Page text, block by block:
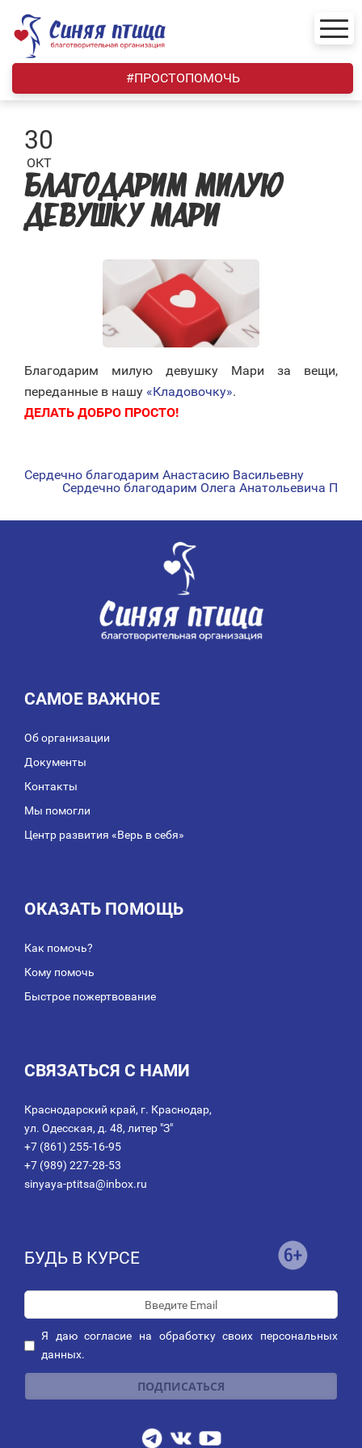
content
#ПРОСТОПОМОЧЬ
30
ОКТ
БЛАГОДАРИМ МИЛУЮ
ДЕВУШКУ МАРИ
Благодарим милую девушку Мари за вещи,
переданные в нашу «Кладовочку».
ДЕЛАТЬ ДОБРО ПРОСТО!
НАВИГАЦИЯ
Сердечно благодарим Анастасию Васильевну
Сердечно благодарим Олега Анатольевича П
САМОЕ ВАЖНОЕ
Об организации
Документы
Контакты
Мы помогли
Центр развития «Верь в себя»
ОКАЗАТЬ ПОМОЩЬ
Как помочь?
Кому помочь
Быстрое пожертвование
СВЯЗАТЬСЯ С НАМИ
Краснодарский край, г. Краснодар,
ул. Одесская, д. 48, литер "З"
+7 (861) 255-16-95
+7 (989) 227-28-53
sinyaya-ptitsa@inbox.ru
БУДЬ В КУРСЕ
Я даюсогласие на обработку своих персональных
данных.